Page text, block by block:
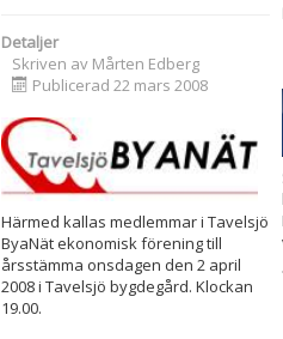
Detaljer
Skriven av Mårten Edberg
Publicerad 22 mars 2008
Härmed kallas medlemmar i Tavelsjö
ByaNät ekonomisk förening till
årsstämma onsdagen den 2 april
2008 i Tavelsjö bygdegård. Klockan
19.00.